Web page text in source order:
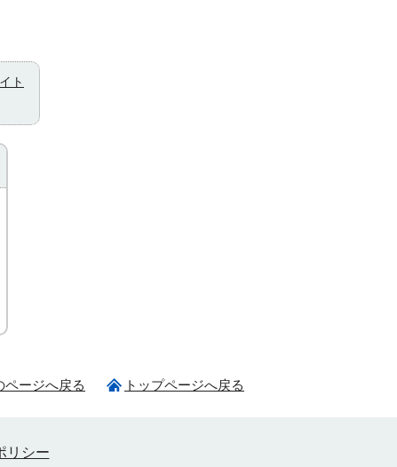
ト
ページへ戻る トップページへ戻る
リシー